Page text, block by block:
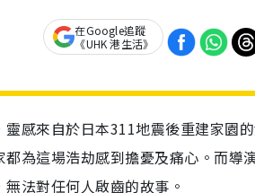
在Google追蹤
《UHK 港生活》
感來自於日本311地震後重建家園
為這場浩劫感到擔憂及痛心。而導
法對任何人啟齒的故事。